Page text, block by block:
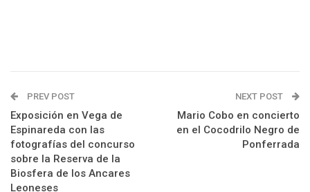
PREV POST
Exposición en Vega de
Espinareda con las
fotografías del concurso
sobre la Reserva de la
Biosfera de los Ancares
Leoneses
NEXT POST
Mario Cobo en concierto
en el Cocodrilo Negro de
Ponferrada